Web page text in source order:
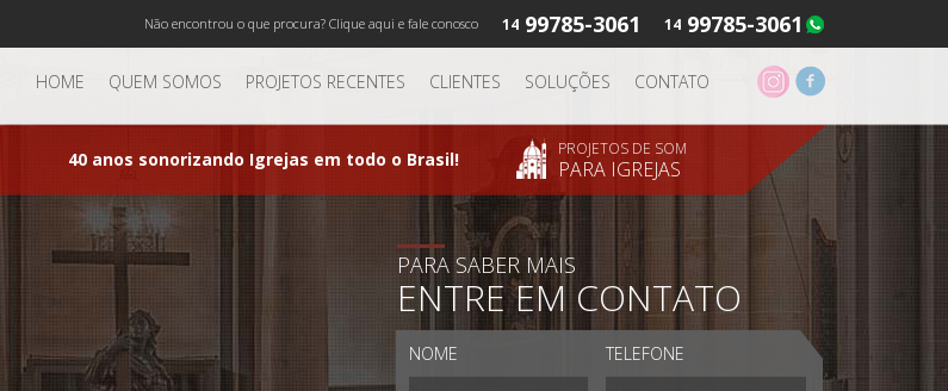
14 99785-3061
Não encontrou o que procura? Clique aqui e fale conosco 14 99785-3061
HOME QUEM SOMOS PROJETOS RECENTES CLIENTES SOLUÇÕES CONTATO
40 anos sonorizando Igrejas em todo o Brasil! PROJETOS DE SOM
PARA IGREJAS
PARA SABER MAIS
ENTRE EM CONTATO
NOME TELEFONE